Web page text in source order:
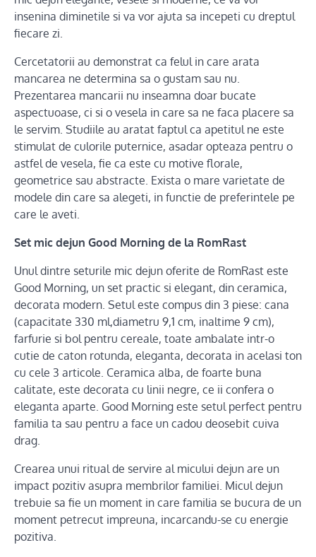
insenina diminetile si va vor ajuta sa incepeti cu dreptul
fiecare zi.
Cercetatorii au demonstrat ca felul in care arata
mancarea ne determina sa o gustam sau nu.
Prezentarea mancarii nu inseamna doar bucate
aspectuoase, ci si o vesela in care sa ne faca placere sa
le servim. Studiile au aratat faptul ca apetitul ne este
stimulat de culorile puternice, asadar opteaza pentru o
astfel de vesela, fie ca este cu motive florale,
geometrice sau abstracte. Exista o mare varietate de
modele din care sa alegeti, in functie de preferintele pe
care le aveti.
Set mic dejun Good Morning de la RomRast
Unul dintre seturile mic dejun oferite de RomRast este
Good Morning, un set practic si elegant, din ceramica,
decorata modern. Setul este compus din 3 piese: cana
(capacitate 330 ml,diametru 9,1 cm, inaltime 9 cm),
farfurie si bol pentru cereale, toate ambalate intr-o
cutie de caton rotunda, eleganta, decorata in acelasi ton
cu cele 3 articole. Ceramica alba, de foarte buna
calitate, este decorata cu linii negre, ce ii confera o
eleganta aparte. Good Morning este setul perfect pentru
familia ta sau pentru a face un cadou deosebit cuiva
drag.
Crearea unui ritual de servire al micului dejun are un
impact pozitiv asupra membrilor familiei. Micul dejun
trebuie sa fie un moment in care familia se bucura de un
moment petrecut impreuna, incarcandu-se cu energie
pozitiva.